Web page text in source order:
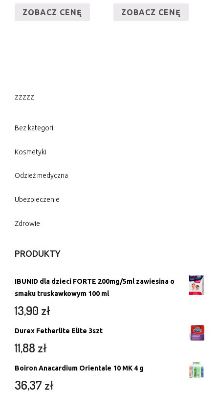
ZOBACZ CENĘ ZOBACZ CENĘ
zzzzz
Bez kategorii
Kosmetyki
Odzież medyczna
Ubezpieczenie
Zdrowie
PRODUKTY
IBUNID dla dzieci FORTE 200mg/5ml zawiesina o
smaku truskawkowym 100 ml
13,90 zł
Durex Fetherlite Elite 3szt
11,88 zł
Boiron Anacardium Orientale 10 MK 4 g
36,37 zł